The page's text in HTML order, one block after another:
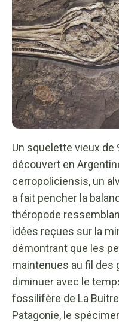
Un squelette vieux de
découvert en
cerropoliciensis, un
a fait pencher la
théropode
idées reçues sur la
démontrant que les
maintenues au fil des
diminuer avec le
fossilifère de La
Patagonie, le